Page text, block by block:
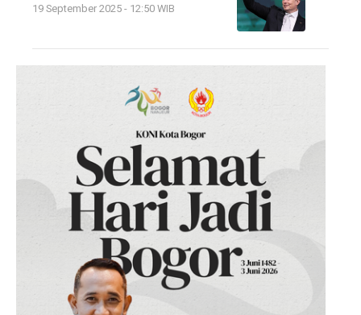
19 September 2025 - 12:50 WIB